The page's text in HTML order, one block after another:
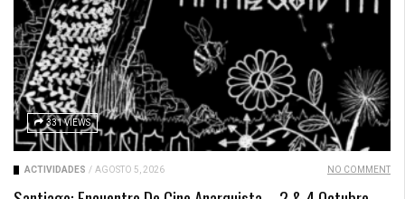
331 VIEWS
ACTIVIDADES / AGOSTO 5, 2026 NO COMMENT